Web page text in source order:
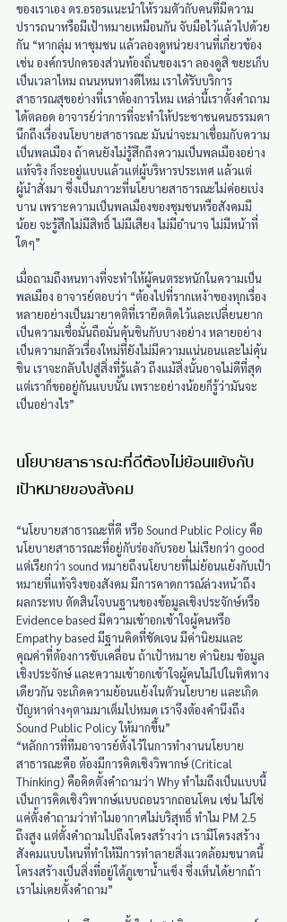
ของเราเอง ดร.อรอรแนะนำให้รวมตัวกับคนที่มีความ
ปรารถนาหรือมีเป้าหมายเหมือนกัน จับมือไว้แล้วไปด้วย
กัน “หากลุ่ม หาชุมชน แล้วลองดูหน่วยงานที่เกี่ยวข้อง
เช่น องค์กรปกครองส่วนท้องถิ่นของเรา ลองดูสิ ขยะเก็บ
เป็นเวลาไหม ถนนหนทางดีไหม เราได้รับบริการ
สาธารณสุขอย่างที่เราต้องการไหม เหล่านี้เราตั้งคำถาม
ได้ตลอด อาจารย์ว่าการที่จะทำให้ประชาชนคนธรรมดา
นึกถึงเรื่องนโยบายสาธารณะ มันน่าจะมาเชื่อมกับความ
เป็นพลเมือง ถ้าคนยังไม่รู้สึกถึงความเป็นพลเมืองอย่าง
แท้จริง ก็จะอยู่แบบแล้วแต่ผู้บริหารประเทศ แล้วแต่
ผู้นำสั่งมา ซึ่งเป็นภาวะที่นโยบายสาธารณะไม่ค่อยเบ่ง
บาน เพราะความเป็นพลเมืองของชุมชนหรือสังคมมี
น้อย จะรู้สึกไม่มีสิทธิ์ ไม่มีเสียง ไม่มีอำนาจ ไม่มีหน้าที่
ใดๆ”
เมื่อถามถึงหนทางที่จะทำให้ผู้คนตระหนักในความเป็น
พลเมือง อาจารย์ตอบว่า “ต้องไปที่รากเหง้าของทุกเรื่อง
หลายอย่างเป็นมายาคติที่เรายึดติดไว้และเปลี่ยนยาก
เป็นความเชื่อมั่นถือมั่นคุ้นชินกับบางอย่าง หลายอย่าง
เป็นความกลัวเรื่องใหม่ที่ยังไม่มีความแน่นอนและไม่คุ้น
ชิน เราจะกลับไปสู่สิ่งที่รู้แล้ว ถึงแม้สิ่งนั้นอาจไม่ดีที่สุด
แต่เราก็ขออยู่กันแบบนั้น เพราะอย่างน้อยก็รู้ว่ามันจะ
เป็นอย่างไร”
นโยบายสาธารณะที่ดีต้องไม่ย้อนแย้งกับ
เป้าหมายของสังคม
“นโยบายสาธารณะที่ดี หรือ Sound Public Policy คือ
นโยบายสาธารณะที่อยู่กับร่องกับรอย ไม่เรียกว่า good
แต่เรียกว่า sound หมายถึงนโยบายที่ไม่ย้อนแย้งกับเป้า
หมายที่แท้จริงของสังคม มีการคาดการณ์ล่วงหน้าถึง
ผลกระทบ ตัดสินใจบนฐานของข้อมูลเชิงประจักษ์หรือ
Evidence based มีความเข้าอกเข้าใจผู้คนหรือ
Empathy based มีฐานคิดที่ชัดเจน มีค่านิยมและ
คุณค่าที่ต้องการขับเคลื่อน ถ้าเป้าหมาย ค่านิยม ข้อมูล
เชิงประจักษ์ และความเข้าอกเข้าใจผู้คนไม่ไปในทิศทาง
เดียวกัน จะเกิดความย้อนแย้งในตัวนโยบาย และเกิด
ปัญหาต่างๆตามมาเต็มไปหมด เราจึงต้องคำนึงถึง
Sound Public Policy ให้มากขึ้น”
“หลักการที่ทีมอาจารย์ตั้งไว้ในการทำงานนโยบาย
สาธารณะคือ ต้องมีการคิดเชิงวิพากษ์ (Critical
Thinking) คือคิดตั้งคำถามว่า Why ทำไมถึงเป็นแบบนี้
เป็นการคิดเชิงวิพากษ์แบบถอนรากถอนโคน เช่น ไม่ใช่
แค่ตั้งคำถามว่าทำไมอากาศไม่บริสุทธิ์ ทำไม PM 2.5
ถึงสูง แต่ตั้งคำถามไปถึงโครงสร้างว่า เรามีโครงสร้าง
สังคมแบบไหนที่ทำให้มีการทำลายสิ่งแวดล้อมขนาดนี้
โครงสร้างเป็นสิ่งที่อยู่ใต้ภูเขาน้ำแข็ง ซึ่งเห็นได้ยากถ้า
เราไม่เคยตั้งคำถาม”